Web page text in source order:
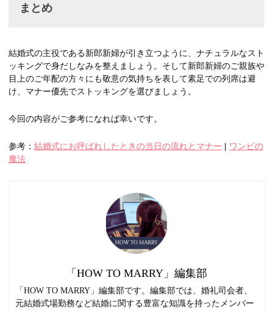
まとめ
結婚式の主役である新郎新婦が引き立つように、ナチュラルなスト
ッキングで身だしなみを整えましょう。そして新郎新婦のご親族や
目上のご年配の方々にも敬意の気持ちを表して素足での列席は避
け、マナー優先でストッキングを選びましょう。
今回の内容がご参考になれば幸いです。
参考： 結婚式にお呼ばれしたときの当日の流れとマナー | ワンピの
魔法
「HOW TO MARRY」編集部
「HOW TO MARRY」編集部です。編集部では、婚礼司会者、
元結婚式場勤務など結婚に関する豊富な知識を持ったメンバー